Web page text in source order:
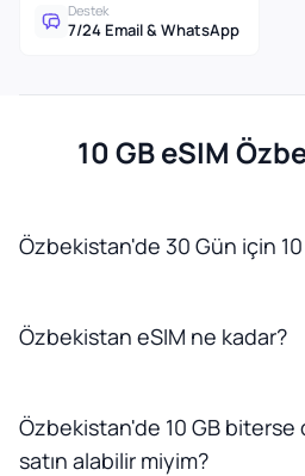
Destek
7/24 Email & WhatsApp
10 GB eSIM
Özbekistan'de 30 Gün için
Özbekistan eSIM ne kadar?
Özbekistan'de 10 GB biterse
satın alabilir miyim?